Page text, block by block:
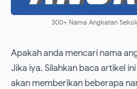
300+ Nama Angkatan
Apakah anda mencari nama
Jika iya. Silahkan baca artikel
akan memberikan beberapa